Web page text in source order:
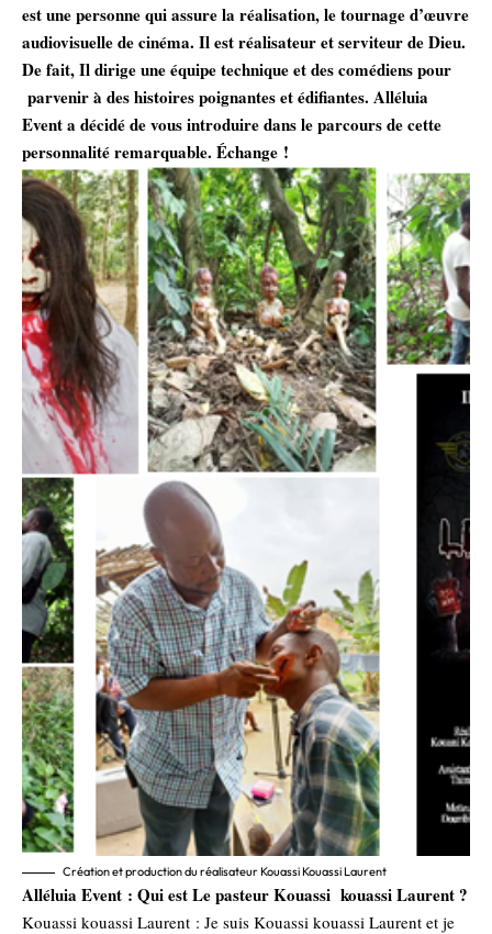
est une personne qui assure la réalisation, le tournage d’œuvre
audiovisuelle de cinéma. Il est réalisateur et serviteur de Dieu.
De fait, Il dirige une équipe technique et des comédiens pour
parvenir à des histoires poignantes et édifiantes. Alléluia
Event a décidé de vous introduire dans le parcours de cette
personnalité remarquable. Échange !
Création et production du réalisateur Kouassi Kouassi Laurent
Alléluia Event : Qui est Le pasteur Kouassi kouassi Laurent ?
Kouassi kouassi Laurent : Je suis Kouassi kouassi Laurent et je